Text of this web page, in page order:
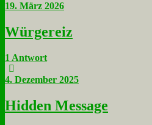
19. März 2026
Wür­ge­reiz
1 Antwort
4. Dezember 2025
Hid­den Mes­sa­ge